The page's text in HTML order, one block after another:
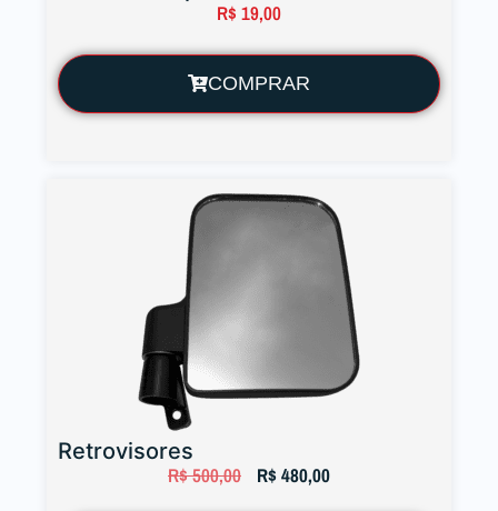
R$ 19,00
COMPRAR
Retrovisores
R$500,00 R$ 480,00